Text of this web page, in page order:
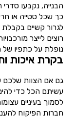
הבנייה, נקבעו
כך שכל סטייה או
לגרור קשיים
רוצים לייצר
נופלת על כתפיו
בקרת איכות
גם אם הצוות שלכם
עשיתם הכל כדי
לסמוך בעיניים
חברות הפיקוח